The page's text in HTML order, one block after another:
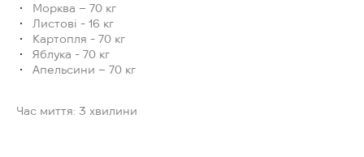
Морква – 70 кг
Листові - 16 кг
Картопля - 70 кг
Яблука - 70 кг
Апельсини – 70 кг
Час миття: 3 хвилини